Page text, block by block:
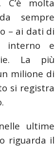
molta
sempre
– ai dati di
interno e
La più
milione di
si registra
ultime
riguarda il